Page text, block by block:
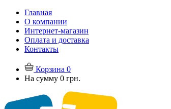
Главная
О компании
Интернет-магазин
Оплата и доставка
Контакты
Корзина 0
На сумму 0 грн.